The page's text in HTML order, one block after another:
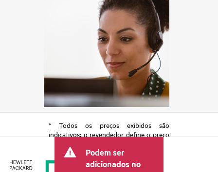
* Todos os preços exibidos são
indicativos; o revendedor define o preço
taxas, como IVA/imposto sobre vendas e
envio. O preço transacional definido
Podem ser
adicionados no